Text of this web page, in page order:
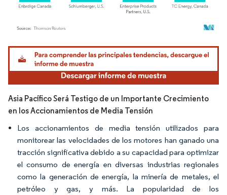
Imagen © Mordor Intelligence. El uso requiere atribución según CC BY 4.0.
Asia Pacífico Será Testigo de un Importante Crecimiento
en los Accionamientos de Media Tensión
Los accionamientos de media tensión utilizados para
monitorear las velocidades de los motores han ganado una
tracción significativa debido a su capacidad para optimizar
el consumo de energía en diversas industrias regionales
como la generación de energía, la minería de metales, el
petróleo y gas, y más. La popularidad de los